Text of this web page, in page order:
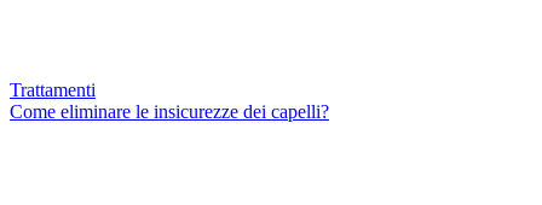
Trattamenti
Come eliminare le insicurezze dei capelli?